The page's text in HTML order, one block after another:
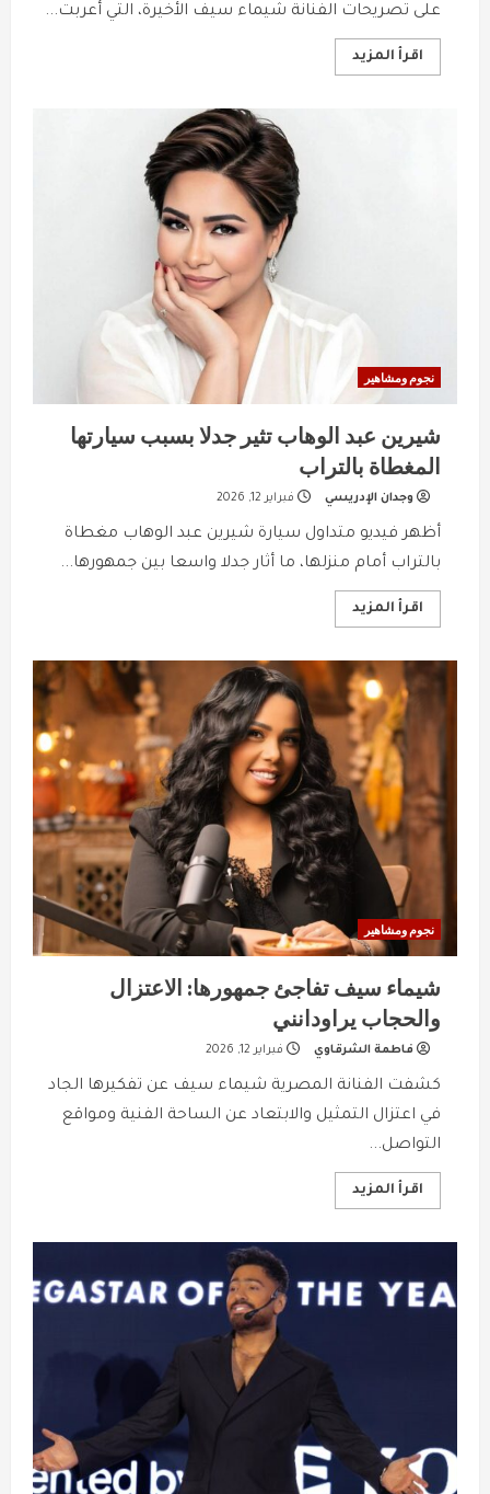
على تصريحات الفنانة شيماء سيف الأخيرة، التي أعربت...
اقرأ المزيدRead
more
تصريحات
نجوم ومشاهير
شيرين عبد الوهاب تثير جدلا بسبب سيارتها
المغطاة بالتراب
وجدان الإدريسي فبراير 12, 2026
أظهر فيديو متداول سيارة شيرين عبد الوهاب مغطاة
بالتراب أمام منزلها، ما أثار جدلا واسعا بين جمهورها...
اقرأ المزيدRead
more
الوهاب
تثير
جدلا
بسبب
سيارتها
المغطاة
بالتراب
نجوم ومشاهير
شيماء سيف تفاجئ جمهورها: الاعتزال
والحجاب يراودانني
فاطمة الشرقاوي فبراير 12, 2026
كشفت الفنانة المصرية شيماء سيف عن تفكيرها الجاد
في اعتزال التمثيل والابتعاد عن الساحة الفنية ومواقع
التواصل...
اقرأ المزيدRead
more
جمهورها:
الاعتزال
والحجاب